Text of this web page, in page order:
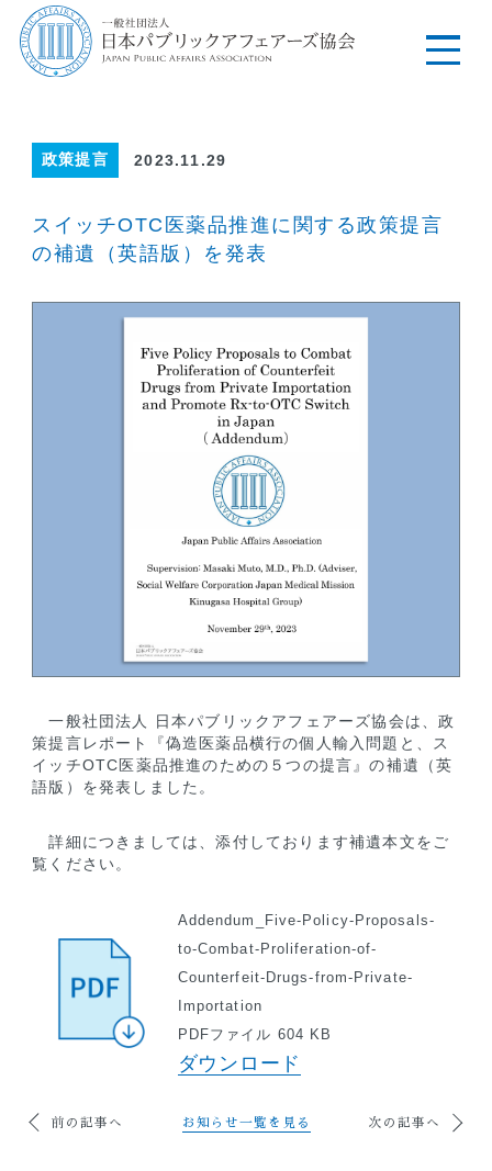
政策提言 2023.11.29
スイッチOTC医薬品推進に関する政策提言
の補遺（英語版）を発表
一般社団法人 日本パブリックアフェアーズ協会は、政
策提言レポート『偽造医薬品横行の個人輸入問題と、ス
イッチOTC医薬品推進のための５つの提言』の補遺（英
語版）を発表しました。
詳細につきましては、添付しております補遺本文をご
覧ください。
Addendum_Five-Policy-Proposals-
to-Combat-Proliferation-of-
Counterfeit-Drugs-from-Private-
Importation
PDFファイル 604 KB
ダウンロード
前の記事へ お知らせ一覧を見る 次の記事へ